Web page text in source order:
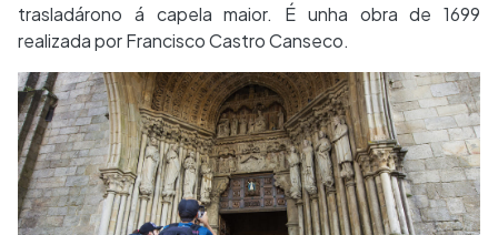
trasladárono á capela maior. É unha obra de 1699
realizada por Francisco Castro Canseco.